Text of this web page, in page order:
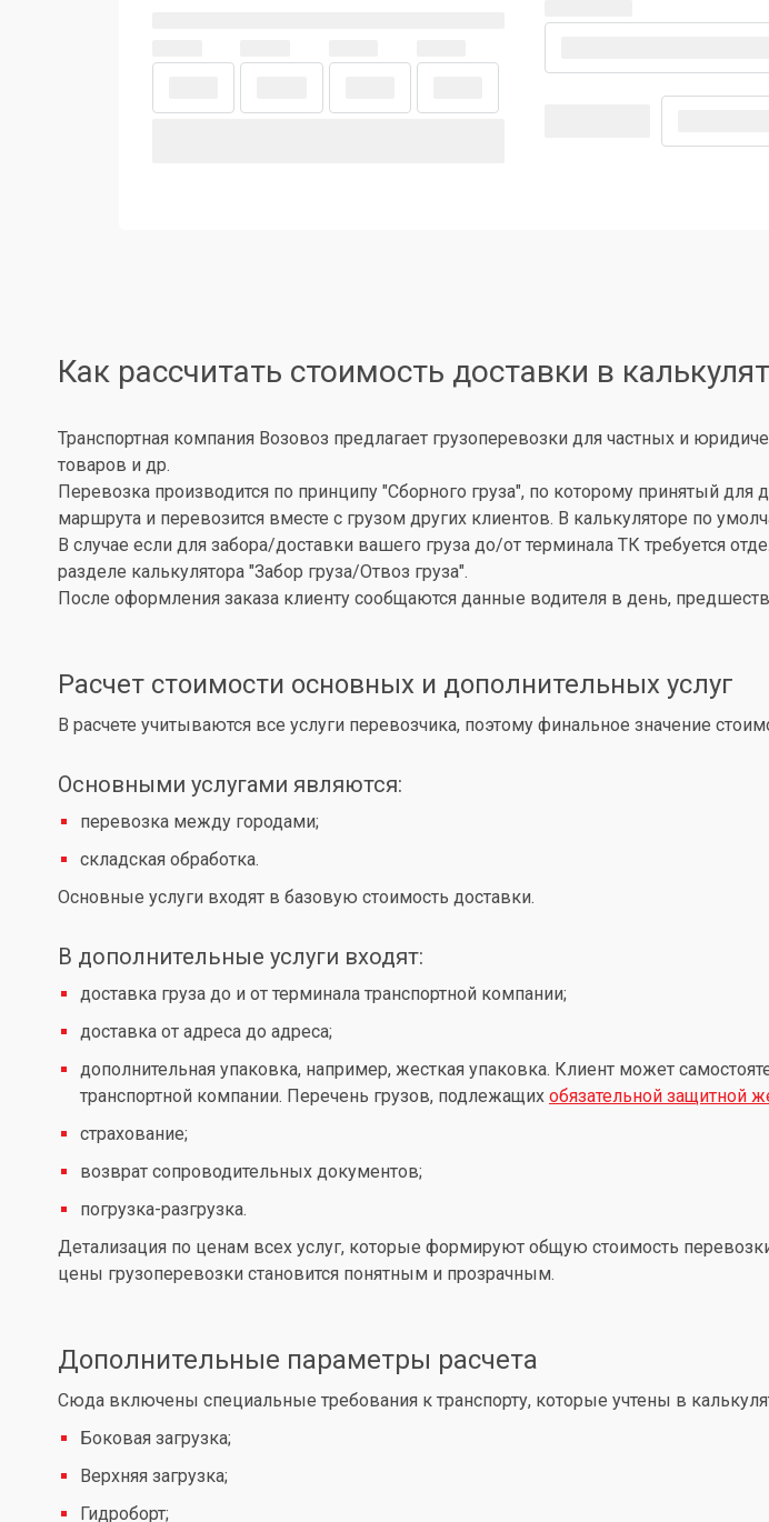
Как рассчитать стоимость доставки в
Транспортная компания Возовоз предлагает грузоперевозки для частных и
товаров и др.
Перевозка производится по принципу "Сборного груза", по которому принятый для
маршрута и перевозится вместе с грузом других клиентов. В калькуляторе по
В случае если для забора/доставки вашего груза до/от терминала ТК требуется
разделе калькулятора "Забор груза/Отвоз груза".
После оформления заказа клиенту сообщаются данные водителя в день,
Расчет стоимости основных и дополнительных услуг
В расчете учитываются все услуги перевозчика, поэтому финальное значение
Основными услугами являются:
перевозка между городами;
складская обработка.
Основные услуги входят в базовую стоимость доставки.
В дополнительные услуги входят:
доставка груза до и от терминала транспортной компании;
доставка от адреса до адреса;
дополнительная упаковка, например, жесткая упаковка. Клиент может
транспортной компании. Перечень грузов, подлежащих обязательной защитной
страхование;
возврат сопроводительных документов;
погрузка-разгрузка.
Детализация по ценам всех услуг, которые формируют общую стоимость
цены грузоперевозки становится понятным и прозрачным.
Дополнительные параметры расчета
Сюда включены специальные требования к транспорту, которые учтены в
Боковая загрузка;
Верхняя загрузка;
Гидроборт;